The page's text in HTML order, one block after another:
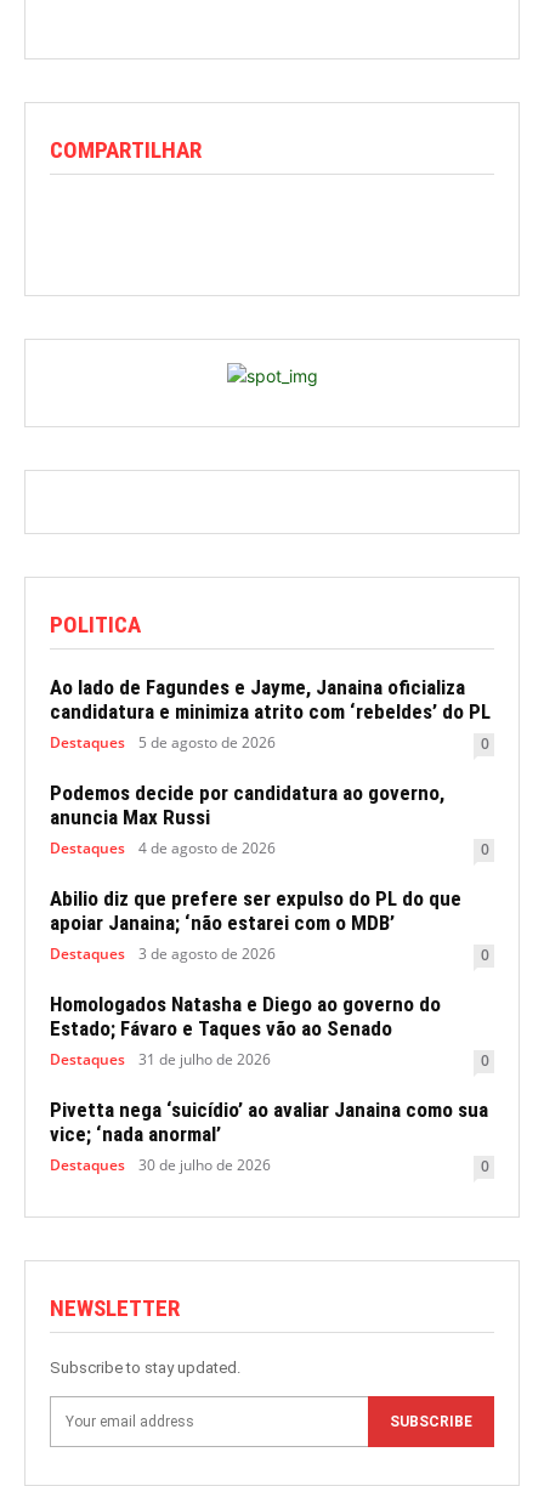
COMPARTILHAR
POLITICA
Ao lado de Fagundes e Jayme, Janaina oficializa
candidatura e minimiza atrito com ‘rebeldes’ do PL
Destaques 5 de agosto de 2026 0
Podemos decide por candidatura ao governo,
anuncia Max Russi
Destaques 4 de agosto de 2026 0
Abilio diz que prefere ser expulso do PL do que
apoiar Janaina; ‘não estarei com o MDB’
Destaques 3 de agosto de 2026 0
Homologados Natasha e Diego ao governo do
Estado; Fávaro e Taques vão ao Senado
Destaques 31 de julho de 2026 0
Pivetta nega ‘suicídio’ ao avaliar Janaina como sua
vice; ‘nada anormal’
Destaques 30 de julho de 2026 0
NEWSLETTER
Subscribe to stay updated.
SUBSCRIBE